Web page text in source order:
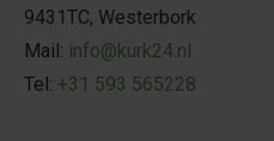
9431TC, Westerbork
Mail: info@kurk24.nl
Tel: +31 593 565228